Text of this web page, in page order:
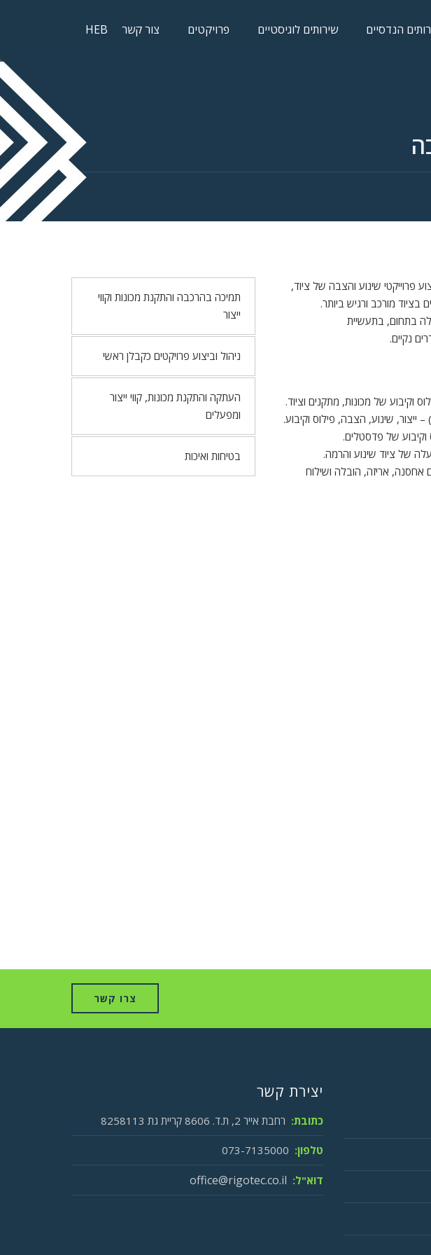
הנדסיים שירותים לוגיסטיים פרויקטים צור קשר HEB
פרוייקטי שינוע והצבה של ציוד,
בציוד מורכב ורגיש ביותר.
בתחום, בתעשיית
נקיים.
וקיבוע של מכונות, מתקנים וציוד.
וקיבוע של פדסטלים.
של ציוד שינוע והרמה.
אחסנה, אריזה, הובלה ושילוח
תמיכה בהרכבה והתקנת מכונות וקווי
ייצור
ניהול וביצוע פרויקטים כקבלן ראשי
העתקה והתקנת מכונות, קווי ייצור
ומפעלים
בטיחות ואיכות
צרו קשר
יצירת קשר
כתובת: רחבת אייר 2, ת.ד. 8606 קריית גת 8258113
טלפון: 073-7135000
דוא"ל: office@rigotec.co.il